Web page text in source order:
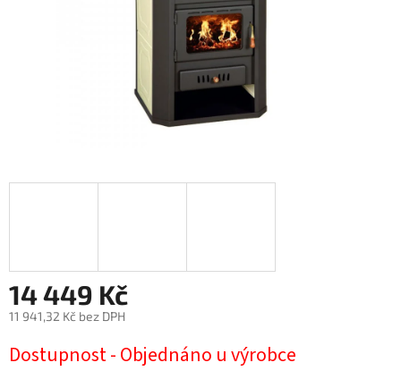
14 449 Kč
11 941,32 Kč bez DPH
cena:
Dostupnost - Objednáno u výrobce